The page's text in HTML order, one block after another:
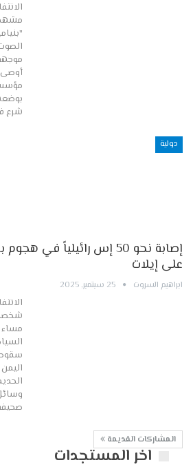
مشهد
أوصى
شرع
دولية
إصابة نحو 50 إس رائيلياً
على إيلات
ابراهيم السروت 25 سبتمبر, 2025
مساء
المشاركات القديمة
اخر المستجدات